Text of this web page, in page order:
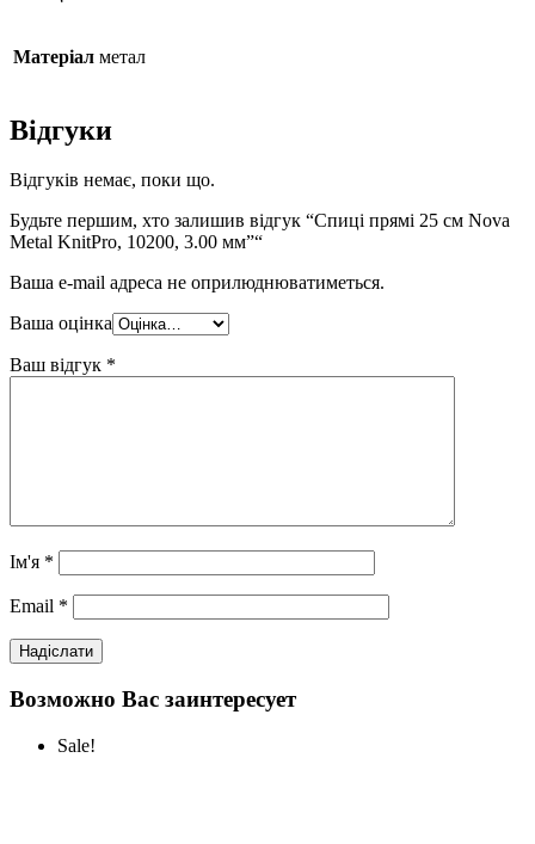
Матеріал метал
Відгуки
Відгуків немає, поки що.
Будьте першим, хто залишив відгук “Спиці прямі 25 см Nova
Metal KnitPro, 10200, 3.00 мм”“
Ваша e-mail адреса не оприлюднюватиметься.
Ваша оцінка
Ваш відгук *
Ім'я *
Email *
Возможно Вас заинтересует
Sale!